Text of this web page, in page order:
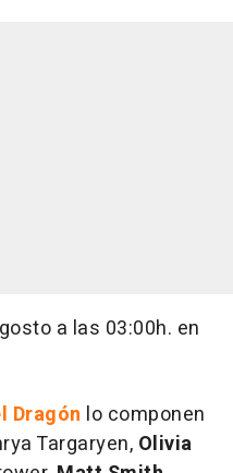
a las 03:00h. en
Dragón lo componen
Targaryen, Olivia